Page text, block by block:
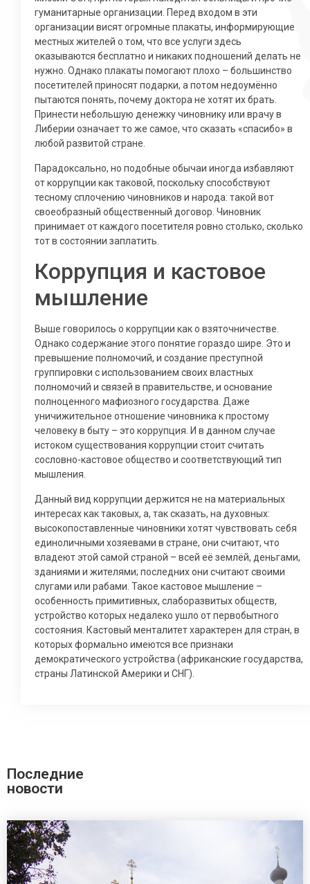
гуманитарные организации. Перед входом в эти
организации висят огромные плакаты, информирующие
местных жителей о том, что все услуги здесь
оказываются бесплатно и никаких подношений делать не
нужно. Однако плакаты помогают плохо – большинство
посетителей приносят подарки, а потом недоумённо
пытаются понять, почему доктора не хотят их брать.
Принести небольшую денежку чиновнику или врачу в
Либерии означает то же самое, что сказать «спасибо» в
любой развитой стране.
Парадоксально, но подобные обычаи иногда избавляют
от коррупции как таковой, поскольку способствуют
тесному сплочению чиновников и народа: такой вот
своеобразный общественный договор. Чиновник
принимает от каждого посетителя ровно столько, сколько
тот в состоянии заплатить.
Коррупция и кастовое
мышление
Выше говорилось о коррупции как о взяточничестве.
Однако содержание этого понятие гораздо шире. Это и
превышение полномочий, и создание преступной
группировки с использованием своих властных
полномочий и связей в правительстве, и основание
полноценного мафиозного государства. Даже
уничижительное отношение чиновника к простому
человеку в быту – это коррупция. И в данном случае
истоком существования коррупции стоит считать
сословно-кастовое общество и соответствующий тип
мышления.
Данный вид коррупции держится не на материальных
интересах как таковых, а, так сказать, на духовных:
высокопоставленные чиновники хотят чувствовать себя
единоличными хозяевами в стране, они считают, что
владеют этой самой страной – всей её землёй, деньгами,
зданиями и жителями; последних они считают своими
слугами или рабами. Такое кастовое мышление –
особенность примитивных, слаборазвитых обществ,
устройство которых недалеко ушло от первобытного
состояния. Кастовый менталитет характерен для стран, в
которых формально имеются все признаки
демократического устройства (африканские государства,
страны Латинской Америки и СНГ).
Последние
новости